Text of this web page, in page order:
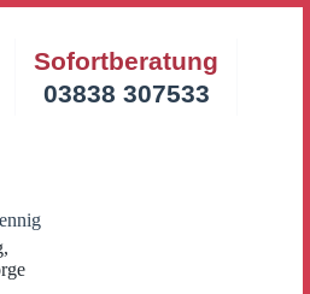
Sofortberatung
03838 307533